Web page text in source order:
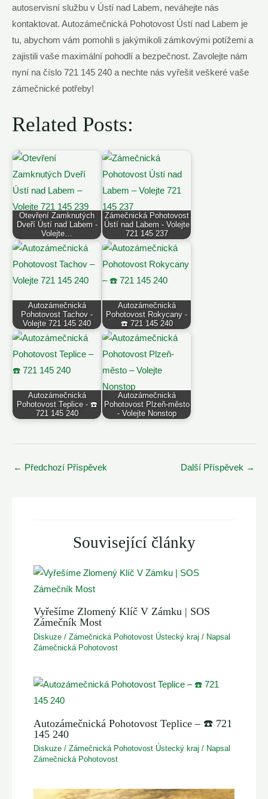
autoservisní službu v Ústí nad Labem, neváhejte nás
kontaktovat. Autozámečnická Pohotovost Ústí nad Labem je
tu, abychom vám pomohli s jakýmikoli zámkovými potížemi a
zajistili vaše maximální pohodlí a bezpečnost. Zavolejte nám
nyní na číslo 721 145 240 a nechte nás vyřešit veškeré vaše
zámečnické potřeby!
Related Posts:
Otevření Zamknutých
Dveří Ústí nad Labem -
Volejte…
Zámečnická Pohotovost
Ústí nad Labem - Volejte
721 145 237
Autozámečnická
Pohotovost Tachov -
Volejte 721 145 240
Autozámečnická
Pohotovost Rokycany -
☎️ 721 145 240
Autozámečnická
Pohotovost Teplice - ☎️
721 145 240
Autozámečnická
Pohotovost Plzeň-město
- Volejte Nonstop
Post
← Předchozí Příspěvek Další Příspěvek →
Související články
Vyřešíme Zlomený Klíč V Zámku | SOS
Zámečník Most
Diskuze /Zámečnická Pohotovost Ústecký kraj / Napsal
Zámečnická Pohotovost
Autozámečnická Pohotovost Teplice – ☎️ 721
145 240
Diskuze /Zámečnická Pohotovost Ústecký kraj / Napsal
Zámečnická Pohotovost